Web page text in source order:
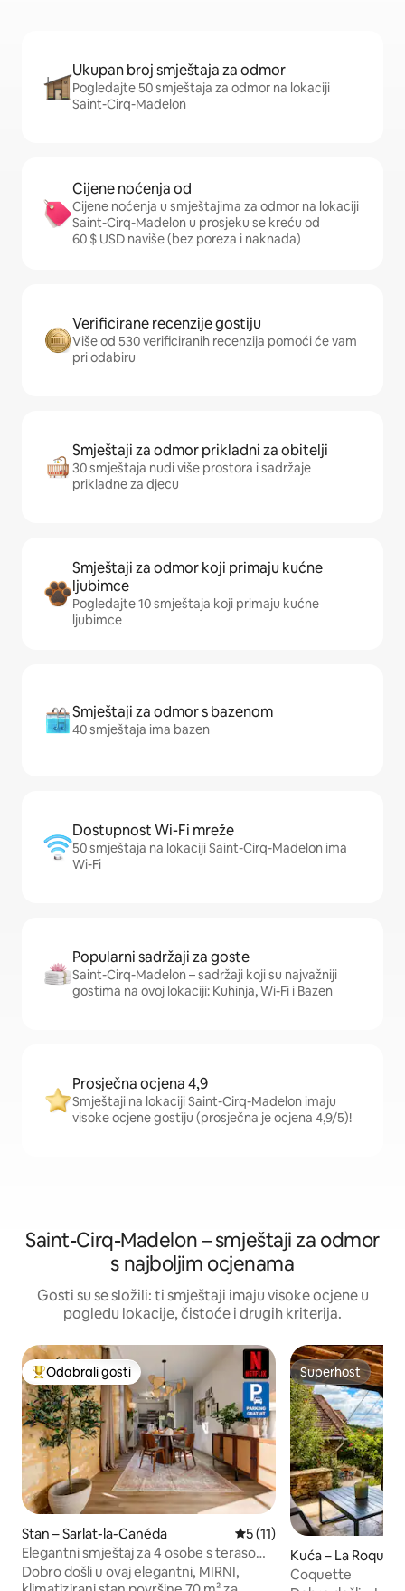
Ukupan broj smještaja za odmor
Pogledajte 50 smještaja za odmor na lokaciji
Saint-Cirq-Madelon
Cijene noćenja od
Cijene noćenja u smještajima za odmor na lokaciji
Saint-Cirq-Madelon u prosjeku se kreću od
60 $ USD naviše (bez poreza i naknada)
Verificirane recenzije gostiju
Više od 530 verificiranih recenzija pomoći će vam
pri odabiru
Smještaji za odmor prikladni za obitelji
30 smještaja nudi više prostora i sadržaje
prikladne za djecu
Smještaji za odmor koji primaju kućne
ljubimce
Pogledajte 10 smještaja koji primaju kućne
ljubimce
Smještaji za odmor s bazenom
40 smještaja ima bazen
Dostupnost Wi-Fi mreže
50 smještaja na lokaciji Saint-Cirq-Madelon ima
Wi-Fi
Popularni sadržaji za goste
Saint-Cirq-Madelon – sadržaji koji su najvažniji
gostima na ovoj lokaciji: Kuhinja, Wi-Fi i Bazen
Prosječna ocjena 4,9
Smještaji na lokaciji Saint-Cirq-Madelon imaju
visoke ocjene gostiju (prosječna je ocjena 4,9/5)!
Saint-Cirq-Madelon – smještaji za odmor
s najboljim ocjenama
Gosti su se složili: ti smještaji imaju visoke ocjene u
pogledu lokacije, čistoće i drugih kriterija.
Među najviše rangiranima s oznakom „Odabrali gosti”
Odabrali gosti
Stan – Sarlat-la-Canéda Prosječna ocjena: 5/5,
5 (11)
Elegantni smještaj za 4 osobe s terasom i
parkirnim mjestom u srcu Sarlata
Dobro došli u ovaj elegantni, MIRNI,
Superhost
Superhost
Kuća – La Roque-
Coquette